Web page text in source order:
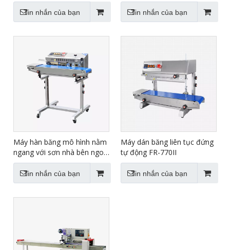
Tin nhắn của bạn Tin nhắn của bạn
Máy hàn băng mô hình nằm
ngang với sơn nhà bên ngoài
FR-770III
Tin nhắn của bạn
Máy dán băng liên tục đứng
tự động FR-770II
Tin nhắn của bạn